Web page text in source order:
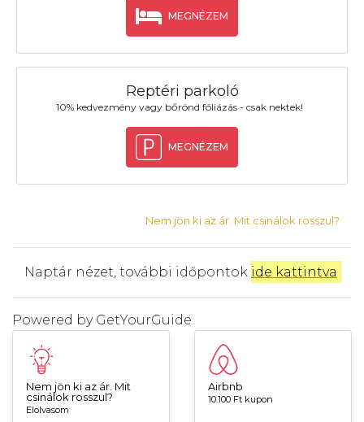
MEGNÉZEM
Reptéri parkoló
10% kedvezmény vagy bőrönd fóliázás - csak nektek!
MEGNÉZEM
Nem jön ki az ár. Mit csinálok rosszul?
Naptár nézet, további időpontok ide kattintva
Powered by GetYourGuide
Nem jön ki az ár. Mit
csinálok rosszul?
Elolvasom
Airbnb
10.100 Ft kupon